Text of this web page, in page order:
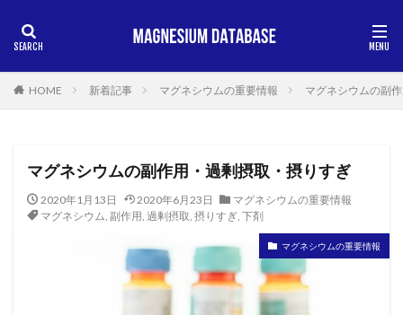
HOME 新着記事 マグネシウムの重要情報 マグネシウムの副
マグネシウムの副作用・過剰摂取・摂りすぎ
2020年1月13日 2020年6月23日
マグネシウムの重要情報
マグネシウム, 副作用, 過剰摂取, 摂りすぎ, 下剤
マグネシウムの重要情報